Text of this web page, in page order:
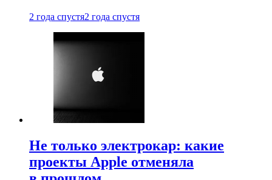
2 года спустя2 года спустя
Не только электрокар: какие
проекты Apple отменяла